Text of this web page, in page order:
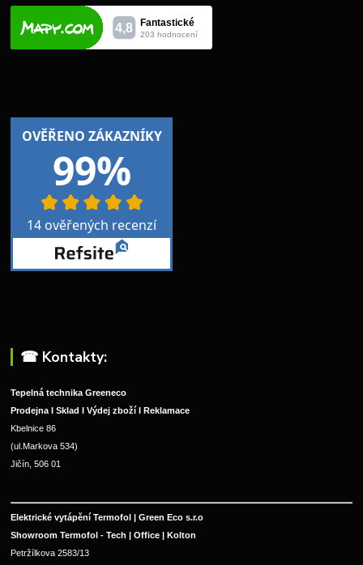
☎︎ Kontakty:
Tepelná technika Greeneco
Prodejna I Sklad I Výdej zboží I Reklamace
Kbelnice 86
(ul.Markova 534)
Jičín, 506 01
Elektrické vytápění Termofol | Green Eco s.r.o
Showroom Termofol - Tech | Office | Kolton
Petržílkova 2583/13